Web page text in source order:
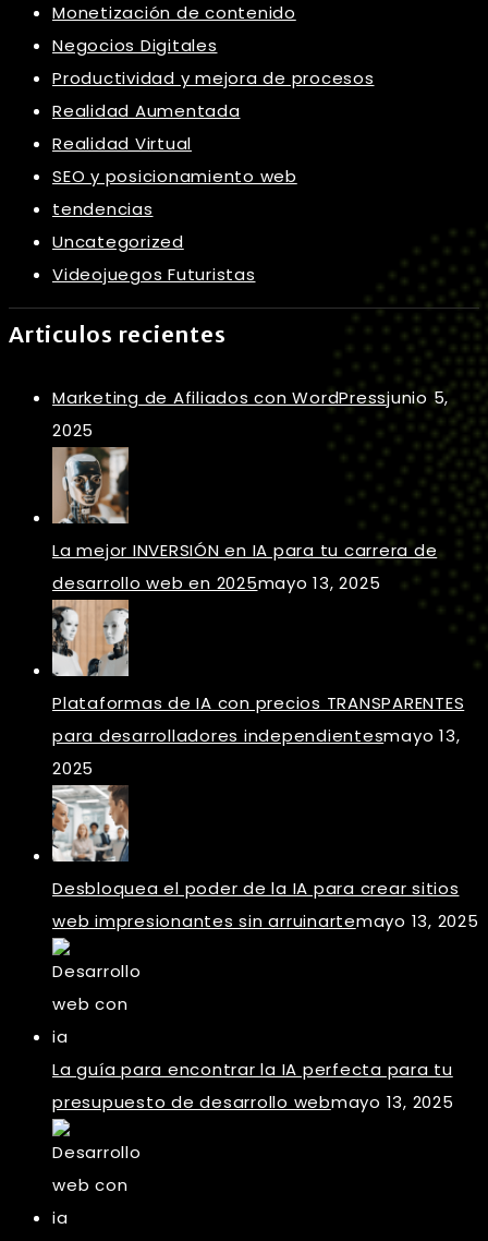
Monetización de contenido
Negocios Digitales
Productividad y mejora de procesos
Realidad Aumentada
Realidad Virtual
SEO y posicionamiento web
tendencias
Uncategorized
Videojuegos Futuristas
Articulos recientes
Marketing de Afiliados con WordPressjunio 5,
2025
La mejor INVERSIÓN en IA para tu carrera de
desarrollo web en 2025mayo 13, 2025
Plataformas de IA con precios TRANSPARENTES
para desarrolladores independientesmayo 13,
2025
Desbloquea el poder de la IA para crear sitios
web impresionantes sin arruinartemayo 13, 2025
La guía para encontrar la IA perfecta para tu
presupuesto de desarrollo webmayo 13, 2025